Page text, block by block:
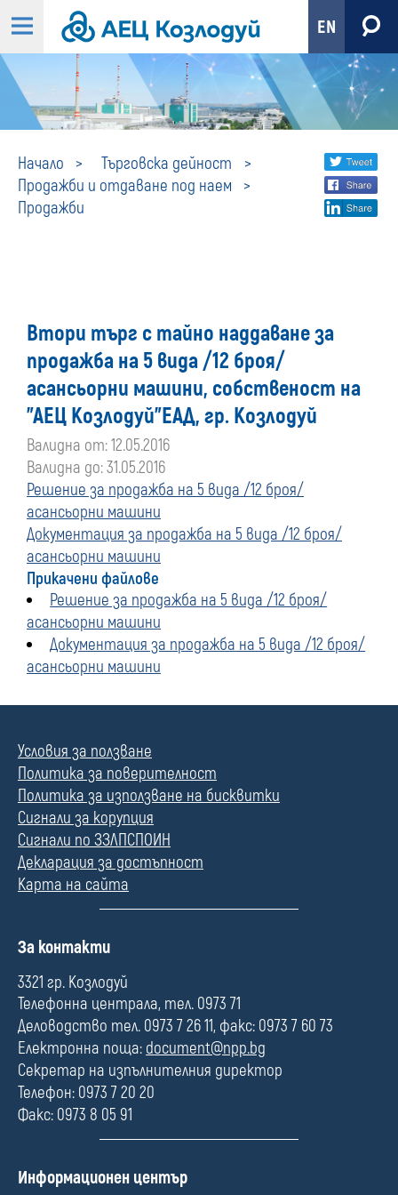
EN
Начало
Търговска дейност
Продажби и отдаване под наем
Продажби
ПродажбиShare
social
Втори търг с тайно наддаване за
продажба на 5 вида /12 броя/
асансьорни машини, собственост на
"АЕЦ Козлодуй"ЕАД, гр. Козлодуй
Валидна от: 12.05.2016
Валидна до: 31.05.2016
Решение за продажба на 5 вида /12 броя/
асансьорни машини
Документация за продажба на 5 вида /12 броя/
асансьорни машини
Прикачени файлове
Решение за продажба на 5 вида /12 броя/
асансьорни машини
Документация за продажба на 5 вида /12 броя/
асансьорни машини
Условия за ползване
Политика за поверителност
Политика за използване на бисквитки
Сигнали за корупция
Сигнали по ЗЗЛПСПОИН
Декларация за достъпност
Карта на сайта
П
л
е
За контакти
3321 гр. Козлодуй
Телефонна централа, тел. 0973 71
Деловодство тел. 0973 7 26 11, факс: 0973 7 60 73
Електронна поща: document@npp.bg
Секретар на изпълнителния директор
Телефон: 0973 7 20 20
Факс: 0973 8 05 91
П
Информационен център